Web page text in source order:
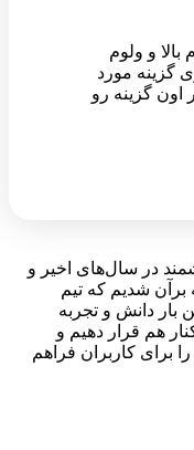
بالا و ولوم
گزینه مورد
اون گزینه رو
در سال‌های اخیر و
برآن شدیم که تیم
بار دانش و تجربه
هم قرار دهیم و
برای کاربران فراهم